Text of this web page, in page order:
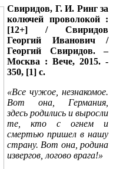
Свиридов, Г. И. Ринг за
колючей проволокой :
[12+] / Свиридов
Георгий Иванович /
Георгий Свиридов. –
Москва : Вече, 2015. -
350, [1] с.
«Все чужое, незнакомое.
Вот она, Германия,
здесь родились и выросли
те, кто с огнем и
смертью пришел в нашу
страну. Вот она, родина
извергов, логово врага!»